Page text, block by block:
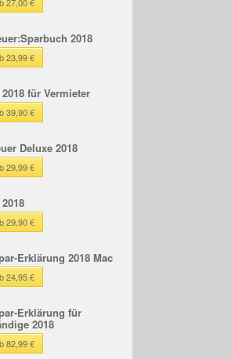
2018
23,99 €
2018 für Vermieter
39,90 €
Deluxe 2018
29,99 €
29,90 €
Erklärung 2018 Mac
24,95 €
Erklärung für
2018
82,99 €